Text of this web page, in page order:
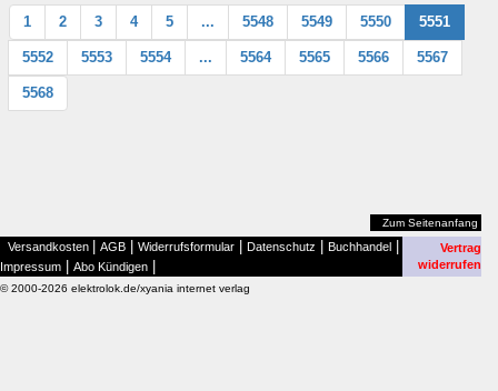
1 2 3 4 5 ... 5548 5549 5550 5551
5552 5553 5554 ... 5564 5565 5566 5567
5568
Zum Seitenanfang
Versandkosten AGB Widerrufsformular Datenschutz Buchhandel
Impressum Abo Kündigen
Vertrag
widerrufen
© 2000-2026 elektrolok.de/xyania internet verlag